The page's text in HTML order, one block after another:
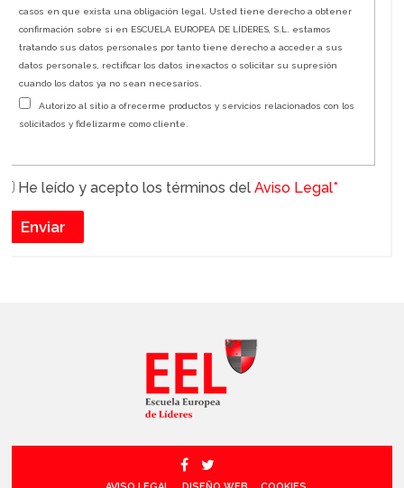
casos en que exista una obligación legal. Usted tiene derecho a obtener
confirmación sobre si en ESCUELA EUROPEA DE LÍDERES, S.L. estamos
tratando sus datos personales por tanto tiene derecho a acceder a sus
datos personales, rectificar los datos inexactos o solicitar su supresión
cuando los datos ya no sean necesarios.
Autorizo al sitio a ofrecerme productos y servicios relacionados con los
solicitados y fidelizarme como cliente.
He leído y acepto los términos del Aviso Legal*